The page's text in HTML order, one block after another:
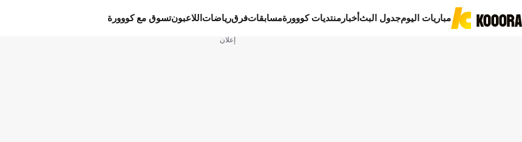
مباريات اليومجدول البثأخبار منتديات كووورةمسابقاتفرقرياضات اللاعبونتسوق مع كووورة
إعلان